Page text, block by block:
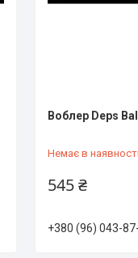
Воблер Deps
Немає в
545 ₴
+380 (96) 043-